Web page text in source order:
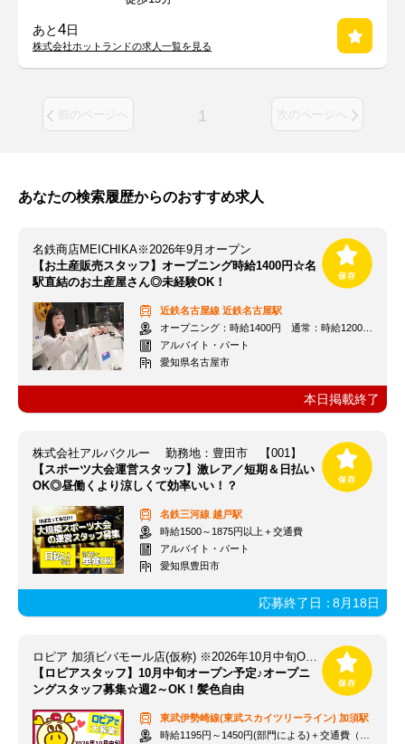
あと4日
株式会社ホットランドの求人一覧を見る
前のページへ 1 次のページへ
あなたの検索履歴からのおすすめ求人
名鉄商店MEICHIKA※2026年9月オープン
【お土産販売スタッフ】オープニング時給1400円☆名
駅直結のお土産屋さん◎未経験OK！
近鉄名古屋線 近鉄名古屋駅
オープニング：時給1400円 通常：時給1200円～＋交通費全額支給
アルバイト・パート
愛知県名古屋市
本日掲載終了
株式会社アルバクルー 勤務地：豊田市 【001】
【スポーツ大会運営スタッフ】激レア／短期＆日払い
OK◎昼働くより涼しくて効率いい！？
名鉄三河線 越戸駅
時給1500～1875円以上＋交通費
アルバイト・パート
愛知県豊田市
応募終了日：8月18日
ロピア 加須ビバモール店(仮称) ※2026年10月中旬OPEN予定
【ロピアスタッフ】10月中旬オープン予定♪オープニ
ングスタッフ募集☆週2～OK！髪色自由
東武伊勢崎線(東武スカイツリーライン) 加須駅
時給1195円～1450円(部門による)＋交通費（社内規定）